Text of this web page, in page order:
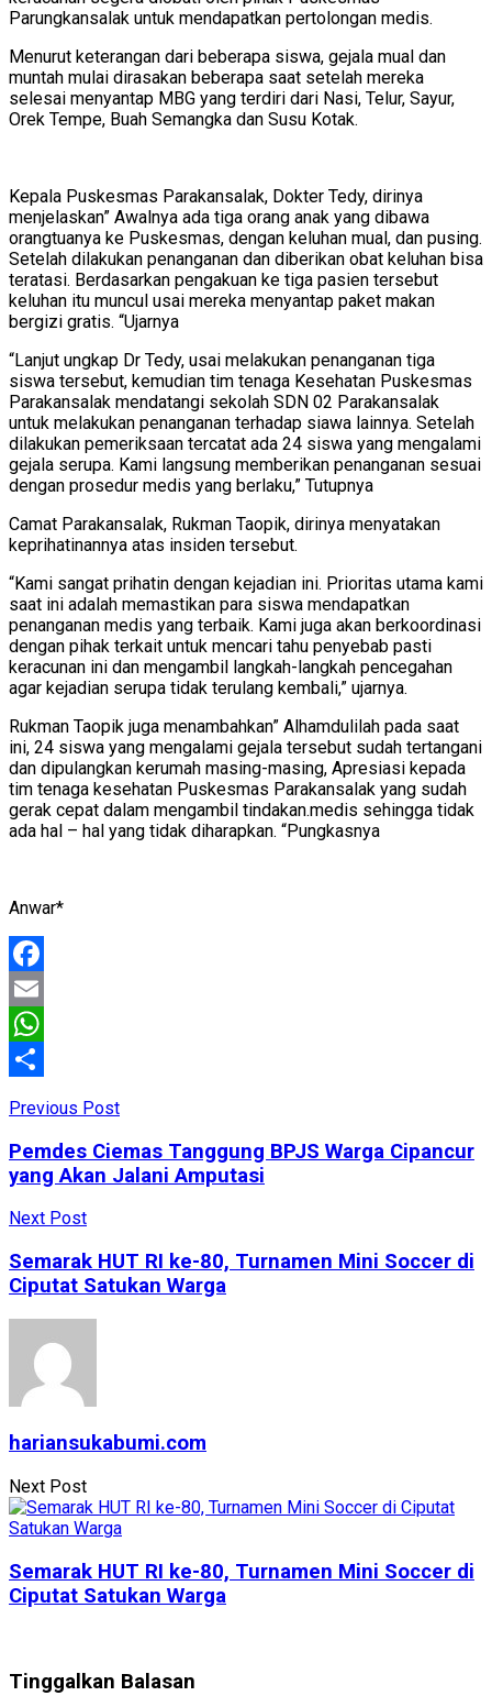
Parungkansalak untuk mendapatkan pertolongan medis.
Menurut keterangan dari beberapa siswa, gejala mual dan
muntah mulai dirasakan beberapa saat setelah mereka
selesai menyantap MBG yang terdiri dari Nasi, Telur, Sayur,
Orek Tempe, Buah Semangka dan Susu Kotak.
Kepala Puskesmas Parakansalak, Dokter Tedy, dirinya
menjelaskan” Awalnya ada tiga orang anak yang dibawa
orangtuanya ke Puskesmas, dengan keluhan mual, dan pusing.
Setelah dilakukan penanganan dan diberikan obat keluhan bisa
teratasi. Berdasarkan pengakuan ke tiga pasien tersebut
keluhan itu muncul usai mereka menyantap paket makan
bergizi gratis. “Ujarnya
“Lanjut ungkap Dr Tedy, usai melakukan penanganan tiga
siswa tersebut, kemudian tim tenaga Kesehatan Puskesmas
Parakansalak mendatangi sekolah SDN 02 Parakansalak
untuk melakukan penanganan terhadap siawa lainnya. Setelah
dilakukan pemeriksaan tercatat ada 24 siswa yang mengalami
gejala serupa. Kami langsung memberikan penanganan sesuai
dengan prosedur medis yang berlaku,” Tutupnya
Camat Parakansalak, Rukman Taopik, dirinya menyatakan
keprihatinannya atas insiden tersebut.
“Kami sangat prihatin dengan kejadian ini. Prioritas utama kami
saat ini adalah memastikan para siswa mendapatkan
penanganan medis yang terbaik. Kami juga akan berkoordinasi
dengan pihak terkait untuk mencari tahu penyebab pasti
keracunan ini dan mengambil langkah-langkah pencegahan
agar kejadian serupa tidak terulang kembali,” ujarnya.
Rukman Taopik juga menambahkan” Alhamdulilah pada saat
ini, 24 siswa yang mengalami gejala tersebut sudah tertangani
dan dipulangkan kerumah masing-masing, Apresiasi kepada
tim tenaga kesehatan Puskesmas Parakansalak yang sudah
gerak cepat dalam mengambil tindakan.medis sehingga tidak
ada hal – hal yang tidak diharapkan. “Pungkasnya
Anwar*
Facebook
Email
WhatsApp
Previous Post
Pemdes Ciemas Tanggung BPJS Warga Cipancur
yang Akan Jalani Amputasi
Next Post
Semarak HUT RI ke-80, Turnamen Mini Soccer di
Ciputat Satukan Warga
hariansukabumi.com
Next Post
Semarak HUT RI ke-80, Turnamen Mini Soccer di
Ciputat Satukan Warga
Tinggalkan Balasan